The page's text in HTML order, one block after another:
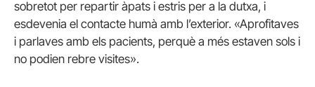
sobretot per repartir àpats i estris per a la dutxa, i
esdevenia el contacte humà amb l’exterior. «Aprofitaves
i parlaves amb els pacients, perquè a més estaven sols i
no podien rebre visites».